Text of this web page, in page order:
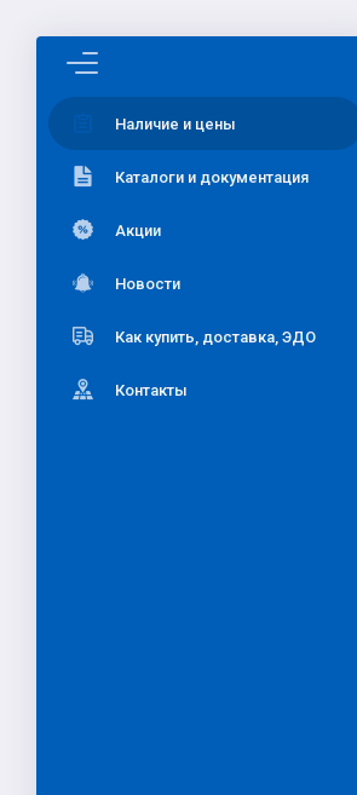
Наличие и цены
Каталоги и документация
Акции
Новости
Как купить, доставка, ЭДО
Контакты